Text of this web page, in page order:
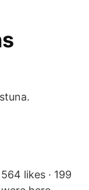
564 likes · 199